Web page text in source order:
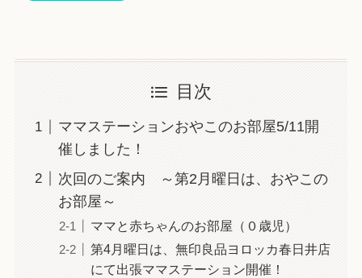
目次
ママステーションおやこのお部屋5/11開
催しました！
次回のご案内 ～第2月曜日は、おやこの
お部屋～
ママと赤ちゃんのお部屋（０歳児）
第4月曜日は、無印良品ヨロッカ春日井店
にて出張ママステーション開催！